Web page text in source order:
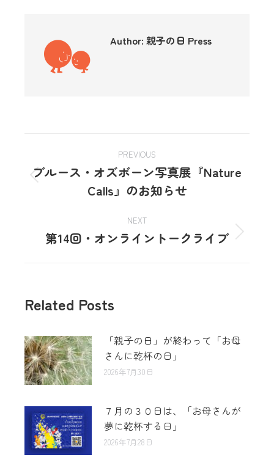
Author: 親子の日 Press
PREVIOUS
ブルース・オズボーン写真展『Nature
Calls』のお知らせ
NEXT
第14回・オンライントークライブ
Related Posts
「親子の日」が終わって「お母
さんに乾杯の日」
2026年7月30日
７月の３０日は、「お母さんが
夢に乾杯する日」
2026年7月28日